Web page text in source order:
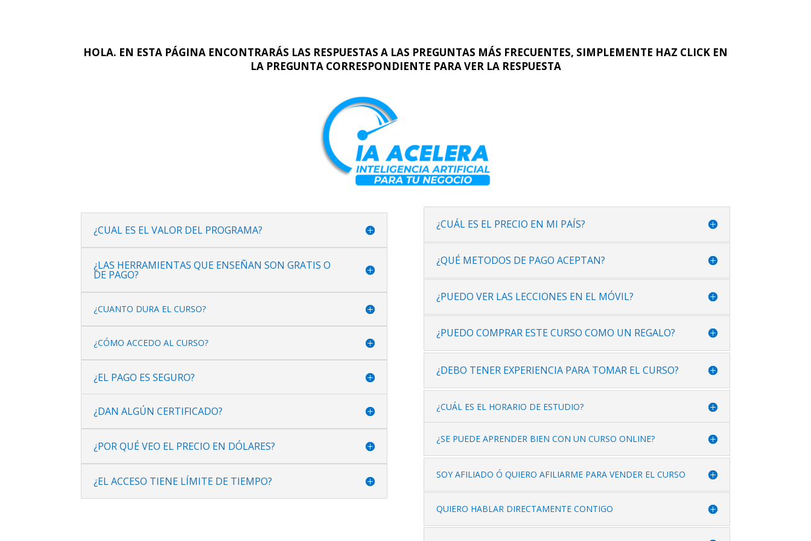
HOLA. EN ESTA PÁGINA ENCONTRARÁS LAS RESPUESTAS A LAS PREGUNTAS MÁS FRECUENTES, SIMPLEMENTE HAZ CLICK EN
LA PREGUNTA CORRESPONDIENTE PARA VER LA RESPUESTA
¿CUAL ES EL VALOR DEL PROGRAMA?
¿LAS HERRAMIENTAS QUE ENSEÑAN SON GRATIS O
DE PAGO?
¿CUANTO DURA EL CURSO?
¿CÓMO ACCEDO AL CURSO?
¿EL PAGO ES SEGURO?
¿DAN ALGÚN CERTIFICADO?
¿POR QUÉ VEO EL PRECIO EN DÓLARES?
¿EL ACCESO TIENE LÍMITE DE TIEMPO?
¿CUÁL ES EL PRECIO EN MI PAÍS?
¿QUÉ METODOS DE PAGO ACEPTAN?
¿PUEDO VER LAS LECCIONES EN EL MÓVIL?
¿PUEDO COMPRAR ESTE CURSO COMO UN REGALO?
¿DEBO TENER EXPERIENCIA PARA TOMAR EL CURSO?
¿CUÁL ES EL HORARIO DE ESTUDIO?
¿SE PUEDE APRENDER BIEN CON UN CURSO ONLINE?
SOY AFILIADO Ó QUIERO AFILIARME PARA VENDER EL CURSO
QUIERO HABLAR DIRECTAMENTE CONTIGO